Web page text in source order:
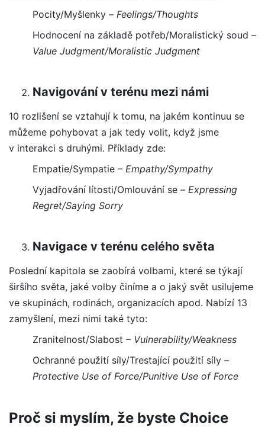
Pocity/Myšlenky – Feelings/Thoughts
Hodnocení na základě potřeb/Moralistický soud –
Value Judgment/Moralistic Judgment
Navigování v terénu mezi námi
10 rozlišení se vztahují k tomu, na jakém kontinuu se
můžeme pohybovat a jak tedy volit, když jsme
v interakci s druhými. Příklady zde:
Empatie/Sympatie – Empathy/Sympathy
Vyjadřování lítosti/Omlouvání se – Expressing
Regret/Saying Sorry
Navigace v terénu celého světa
Poslední kapitola se zaobírá volbami, které se týkají
širšího světa, jaké volby činíme a o jaký svět usilujeme
ve skupinách, rodinách, organizacích apod. Nabízí 13
zamyšlení, mezi nimi také tyto:
Zranitelnost/Slabost – Vulnerability/Weakness
Ochranné použití síly/Trestající použití síly –
Protective Use of Force/Punitive Use of Force
Proč si myslím, že byste Choice